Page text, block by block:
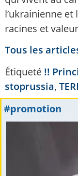
l’ukrainienne
racines et
Tous les
Étiqueté !!
stoprussia,
#promotion